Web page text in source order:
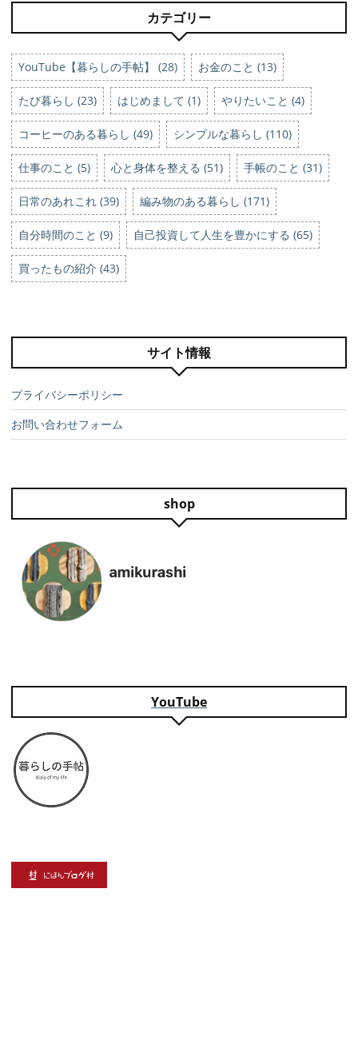
カテゴリー
YouTube【暮らしの手帖】 (28) お金のこと (13)
たび暮らし (23) はじめまして (1) やりたいこと (4)
コーヒーのある暮らし (49) シンプルな暮らし (110)
仕事のこと (5) 心と身体を整える (51) 手帳のこと (31)
日常のあれこれ (39) 編み物のある暮らし (171)
自分時間のこと (9) 自己投資して人生を豊かにする (65)
買ったもの紹介 (43)
サイト情報
プライバシーポリシー
お問い合わせフォーム
shop
YouTube